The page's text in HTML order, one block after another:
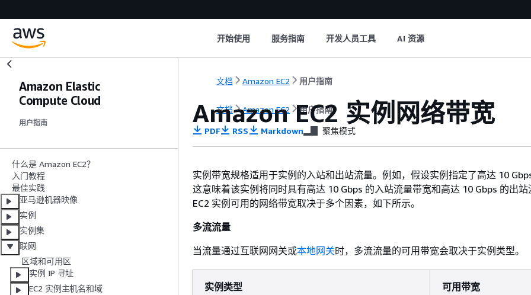
开始使用 服务指南 开发人员工具 AI 资源
Amazon Elastic
Compute Cloud
用户指南
什么是 Amazon EC2？
入门教程
最佳实践
亚马逊机器映像
实例
实例集
联网
区域和可用区
实例 IP 寻址
EC2 实例主机名和域
文档 Amazon EC2 用户指南
文档 Amazon EC2 用户指南
Amazon EC2 实例网络带宽
PDF RSS Markdown 聚焦模式
实例带宽规格适用于实例的入站和出站流量。例如，假设实例指定了高达 10
这意味着该实例将同时具有高达 10 Gbps 的入站流量带宽和高达 10 Gbps 的出
EC2 实例可用的网络带宽取决于多个因素，如下所示。
多流流量
当流量通过互联网网关或本地网关时，多流流量的可用带宽会取决于实例类型。
实例类型 可用带宽